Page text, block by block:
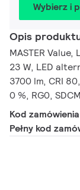
Wybierz i
Opis
MASTER
23 W, LED
3700 lm, CRI
0 %, RG0,
Kod
Pełny kod